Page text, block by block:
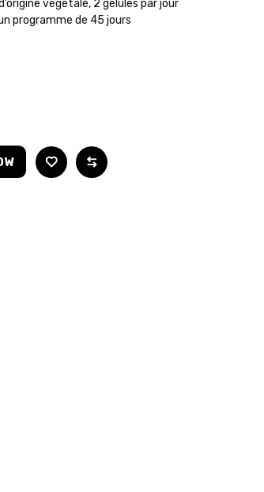
d’origine végétale, 2 gélules par jour
programme de 45 jours